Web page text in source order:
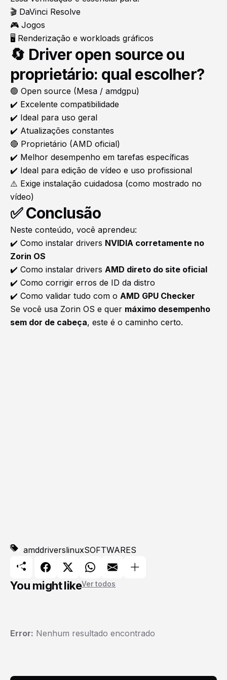
🎬 DaVinci Resolve
🎮 Jogos
🖥️ Renderização e workloads gráficos
🔄 Driver open source ou
proprietário: qual escolher?
🟢 Open source (Mesa / amdgpu)
✔️ Excelente compatibilidade
✔️ Ideal para uso geral
✔️ Atualizações constantes
🔴 Proprietário (AMD oficial)
✔️ Melhor desempenho em tarefas específicas
✔️ Ideal para edição de vídeo e uso profissional
⚠️ Exige instalação cuidadosa (como mostrado no
vídeo)
✅ Conclusão
Neste conteúdo, você aprendeu:
✔️ Como instalar drivers NVIDIA corretamente no
Zorin OS
✔️ Como instalar drivers AMD direto do site oficial
✔️ Como corrigir erros de ID da distro
✔️ Como validar tudo com o AMD GPU Checker
Se você usa Zorin OS e quer máximo desempenho
sem dor de cabeça, este é o caminho certo.
amddriverslinuxSOFTWARES
You might likeVer todos
Error: Nenhum resultado encontrado